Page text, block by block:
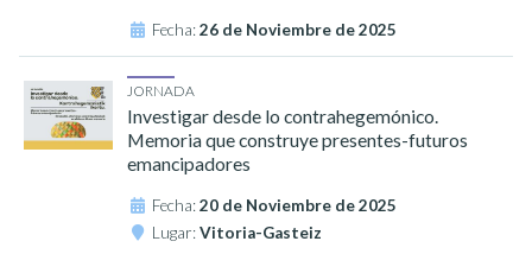
Fecha:26 de Noviembre de 2025
JORNADA
Investigar desde lo contrahegemónico.
Memoria que construye presentes-futuros
emancipadores
Fecha:20 de Noviembre de 2025
Lugar:Vitoria-Gasteiz